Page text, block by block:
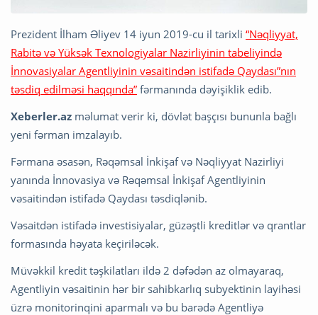
Prezident İlham Əliyev 14 iyun 2019-cu il tarixli “Nəqliyyat,
Rabitə və Yüksək Texnologiyalar Nazirliyinin tabeliyində
İnnovasiyalar Agentliyinin vəsaitindən istifadə Qaydası”nın
təsdiq edilməsi haqqında” fərmanında dəyişiklik edib.
Xeberler.az məlumat verir ki, dövlət başçısı bununla bağlı
yeni fərman imzalayıb.
Fərmana əsasən, Rəqəmsal İnkişaf və Nəqliyyat Nazirliyi
yanında İnnovasiya və Rəqəmsal İnkişaf Agentliyinin
vəsaitindən istifadə Qaydası təsdiqlənib.
Vəsaitdən istifadə investisiyalar, güzəştli kreditlər və qrantlar
formasında həyata keçiriləcək.
Müvəkkil kredit təşkilatları ildə 2 dəfədən az olmayaraq,
Agentliyin vəsaitinin hər bir sahibkarlıq subyektinin layihəsi
üzrə monitorinqini aparmalı və bu barədə Agentliyə